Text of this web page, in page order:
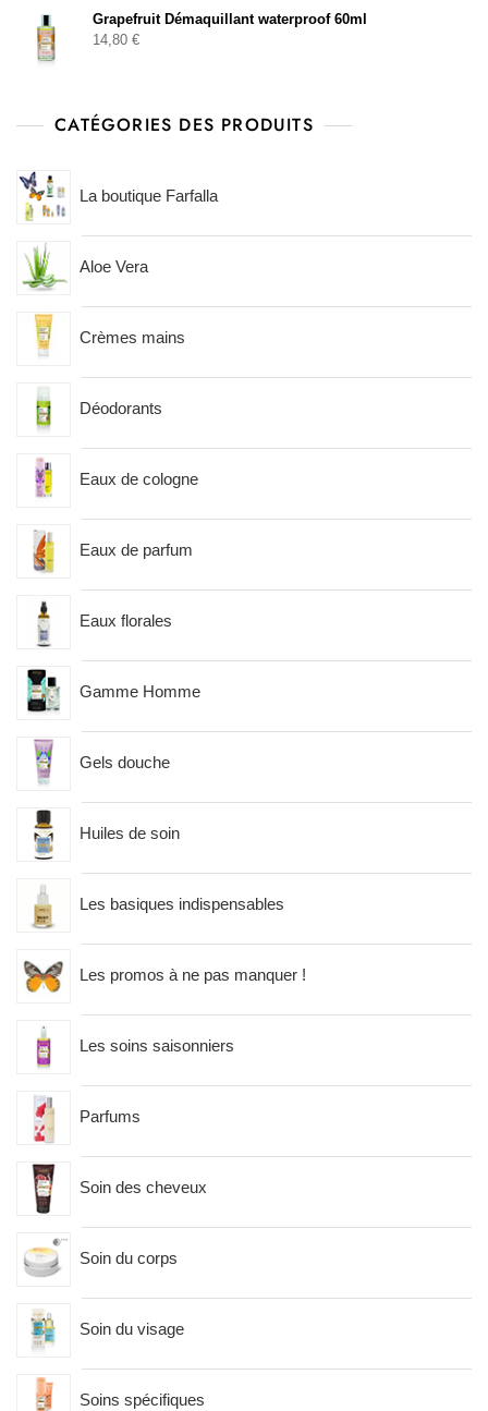
Grapefruit Démaquillant waterproof 60ml
14,80 €
CATÉGORIES DES PRODUITS
La boutique Farfalla
Aloe Vera
Crèmes mains
Déodorants
Eaux de cologne
Eaux de parfum
Eaux florales
Gamme Homme
Gels douche
Huiles de soin
Les basiques indispensables
Les promos à ne pas manquer !
Les soins saisonniers
Parfums
Soin des cheveux
Soin du corps
Soin du visage
Soins spécifiques